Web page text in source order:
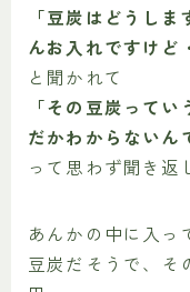
「豆炭はどうしま
んお入れですけど
と聞かれて
「その豆炭ってい
だかわからないん
って思わず聞き返
あんかの中に入っ
豆炭だそうで、そ